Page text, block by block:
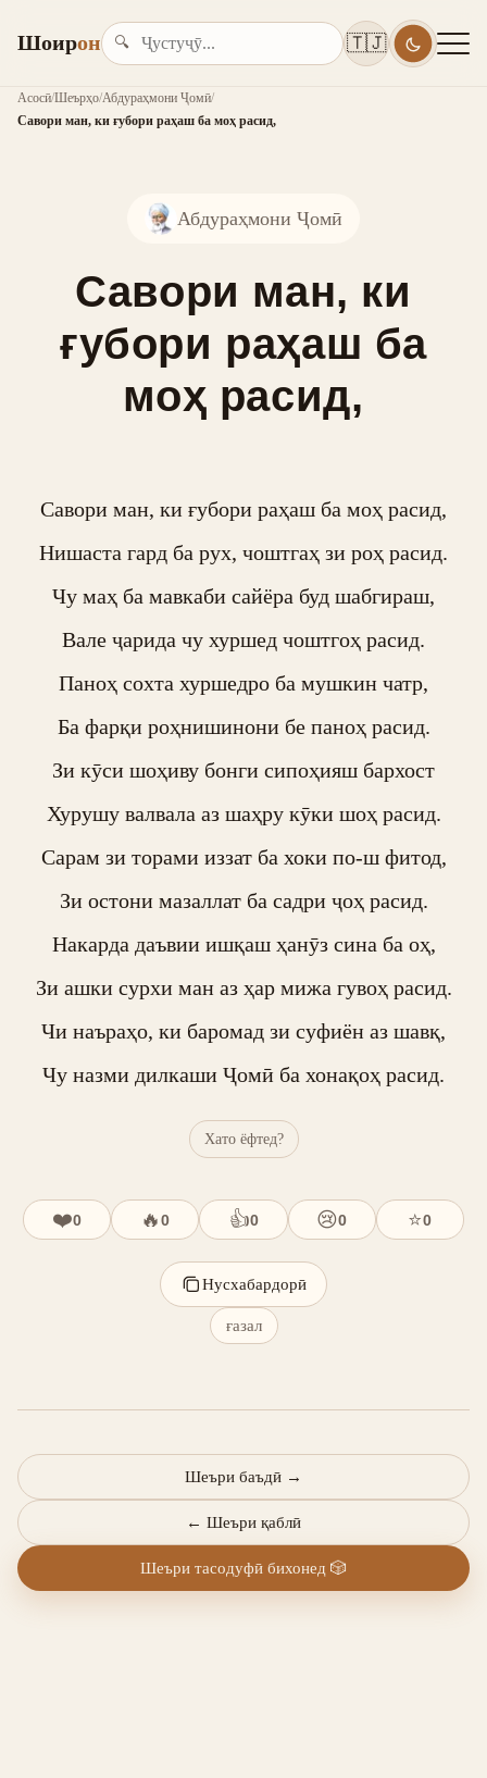
Шоирон 🔍 🇹🇯
Асосӣ/Шеърҳо/Абдураҳмони Ҷомӣ/
Савори ман, ки ғубори раҳаш ба моҳ расид,
Абдураҳмони Ҷомӣ
Савори ман, ки
ғубори раҳаш ба
моҳ расид,
Савори ман, ки ғубори раҳаш ба моҳ расид,
Нишаста гард ба рух, чоштгаҳ зи роҳ расид.
Чу маҳ ба мавкаби сайёра буд шабгираш,
Вале ҷарида чу хуршед чоштгоҳ расид.
Паноҳ сохта хуршедро ба мушкин чатр,
Ба фарқи роҳнишинони бе паноҳ расид.
Зи кӯси шоҳиву бонги сипоҳияш бархост
Хурушу валвала аз шаҳру кӯки шоҳ расид.
Сарам зи торами иззат ба хоки по-ш фитод,
Зи остони мазаллат ба садри ҷоҳ расид.
Накарда даъвии ишқаш ҳанӯз сина ба оҳ,
Зи ашки сурхи ман аз ҳар мижа гувоҳ расид.
Чи наъраҳо, ки баромад зи суфиён аз шавқ,
Чу назми дилкаши Ҷомӣ ба хонақоҳ расид.
Хато ёфтед?
❤️0 🔥0 👍0 😢0 ⭐0
Нусхабардорӣ
ғазал
← Шеъри қаблӣ
Шеъри баъдӣ →
Шеъри тасодуфӣ бихонед 🎲